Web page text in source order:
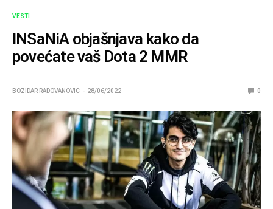
VESTI
INSaNiA objašnjava kako da
povećate vaš Dota 2 MMR
BOZIDAR RADOVANOVIC 28/06/2022 0